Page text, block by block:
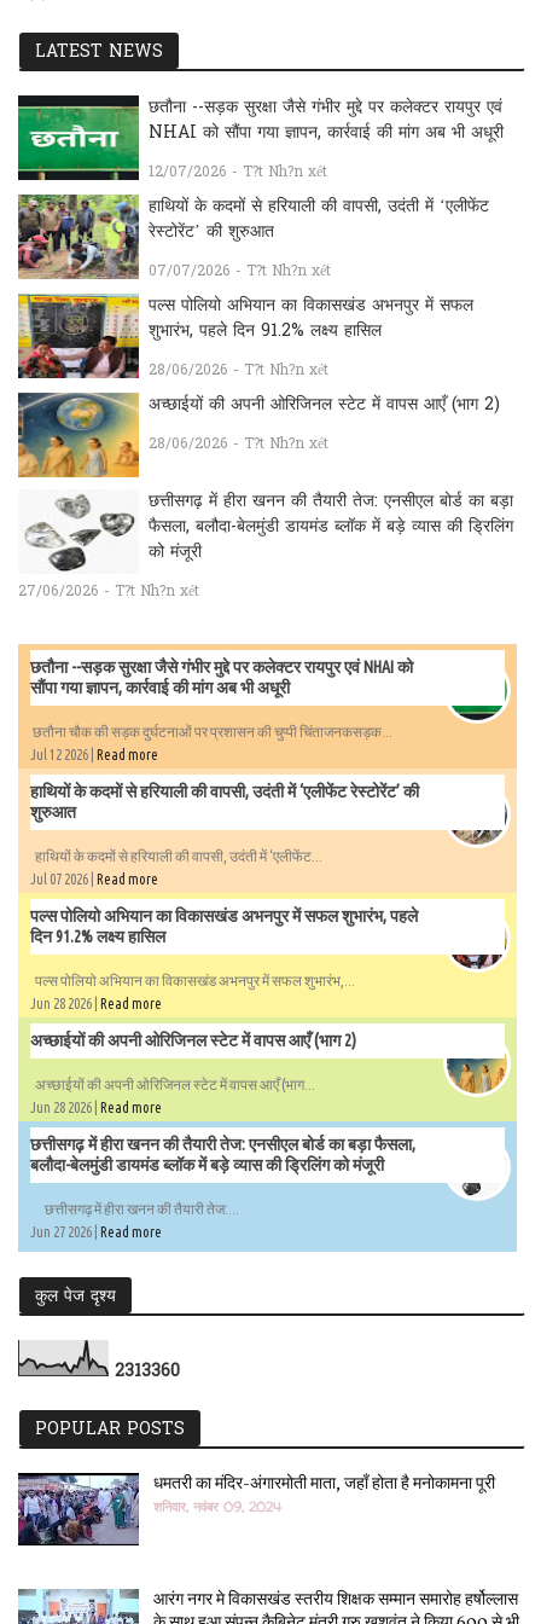
LATEST NEWS
छतौना --सड़क सुरक्षा जैसे गंभीर मुद्दे पर कलेक्टर रायपुर एवं
NHAI को सौंपा गया ज्ञापन, कार्रवाई की मांग अब भी अधूरी
12/07/2026 - T?t Nh?n xét
हाथियों के कदमों से हरियाली की वापसी, उदंती में ‘एलीफेंट
रेस्टोरेंट’ की शुरुआत
07/07/2026 - T?t Nh?n xét
पल्स पोलियो अभियान का विकासखंड अभनपुर में सफल
शुभारंभ, पहले दिन 91.2% लक्ष्य हासिल
28/06/2026 - T?t Nh?n xét
अच्छाईयों की अपनी ओरिजिनल स्टेट में वापस आएँ (भाग 2)
28/06/2026 - T?t Nh?n xét
छत्तीसगढ़ में हीरा खनन की तैयारी तेज: एनसीएल बोर्ड का बड़ा
फैसला, बलौदा-बेलमुंडी डायमंड ब्लॉक में बड़े व्यास की ड्रिलिंग
को मंजूरी
27/06/2026 - T?t Nh?n xét
छतौना --सड़क सुरक्षा जैसे गंभीर मुद्दे पर कलेक्टर रायपुर एवं NHAI को
सौंपा गया ज्ञापन, कार्रवाई की मांग अब भी अधूरी
छतौना चौक की सड़क दुर्घटनाओं पर प्रशासन की चुप्पी चिंताजनकसड़क...
Jul 12 2026 | Read more
हाथियों के कदमों से हरियाली की वापसी, उदंती में ‘एलीफेंट रेस्टोरेंट’ की
शुरुआत
हाथियों के कदमों से हरियाली की वापसी, उदंती में ‘एलीफेंट...
Jul 07 2026 | Read more
पल्स पोलियो अभियान का विकासखंड अभनपुर में सफल शुभारंभ, पहले
दिन 91.2% लक्ष्य हासिल
पल्स पोलियो अभियान का विकासखंड अभनपुर में सफल शुभारंभ,...
Jun 28 2026 | Read more
अच्छाईयों की अपनी ओरिजिनल स्टेट में वापस आएँ (भाग 2)
अच्छाईयों की अपनी ओरिजिनल स्टेट में वापस आएँ (भाग...
Jun 28 2026 | Read more
छत्तीसगढ़ में हीरा खनन की तैयारी तेज: एनसीएल बोर्ड का बड़ा फैसला,
बलौदा-बेलमुंडी डायमंड ब्लॉक में बड़े व्यास की ड्रिलिंग को मंजूरी
छत्तीसगढ़ में हीरा खनन की तैयारी तेज:...
Jun 27 2026 | Read more
कुल पेज दृश्य
2313360
POPULAR POSTS
धमतरी का मंदिर-अंगारमोती माता, जहाँ होता है मनोकामना पूरी
शनिवार, नवंबर 09, 2024
आरंग नगर मे विकासखंड स्तरीय शिक्षक सम्मान समारोह हर्षोल्लास